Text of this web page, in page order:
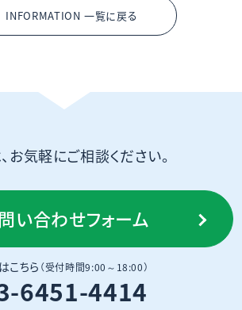
INFORMATION 一覧に戻る
お気軽にご相談ください。
い合わせフォーム
こちら （受付時間9:00～18:00）
6451-4414